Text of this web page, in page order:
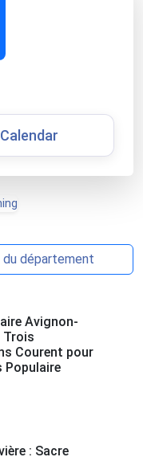
département
Avignon-
Trois
Courent pour
Populaire
: Sacre